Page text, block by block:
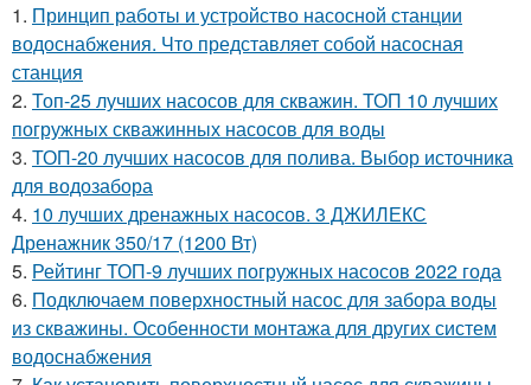
1. Принцип работы и устройство насосной станции
водоснабжения. Что представляет собой насосная
станция
2. Топ-25 лучших насосов для скважин. ТОП 10 лучших
погружных скважинных насосов для воды
3. ТОП-20 лучших насосов для полива. Выбор источника
для водозабора
4. 10 лучших дренажных насосов. 3 ДЖИЛЕКС
Дренажник 350/17 (1200 Вт)
5. Рейтинг ТОП-9 лучших погружных насосов 2022 года
6. Подключаем поверхностный насос для забора воды
из скважины. Особенности монтажа для других систем
водоснабжения